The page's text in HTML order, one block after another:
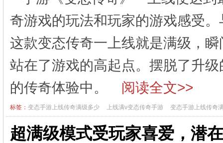
奇游戏的玩法和玩家的游戏感受
这款变态传奇一上线就是满级，
站在了游戏的高起点。摆脱了升
的传奇体验中。
阅读全文>>
标签： 变态手游上线传奇满级多少 上线满v变态传奇手游 变态手游上线传奇
超满级模式受玩家喜爱，潜